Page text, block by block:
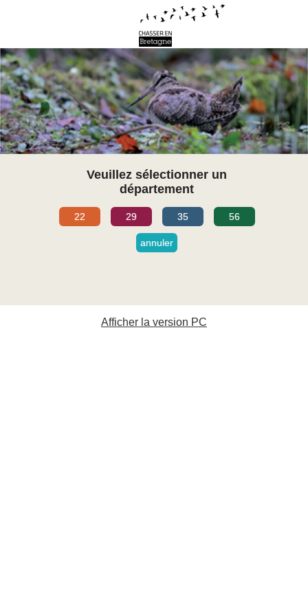
Veuillez sélectionner un
département
22 29 35 56
annuler
Afficher la version PC